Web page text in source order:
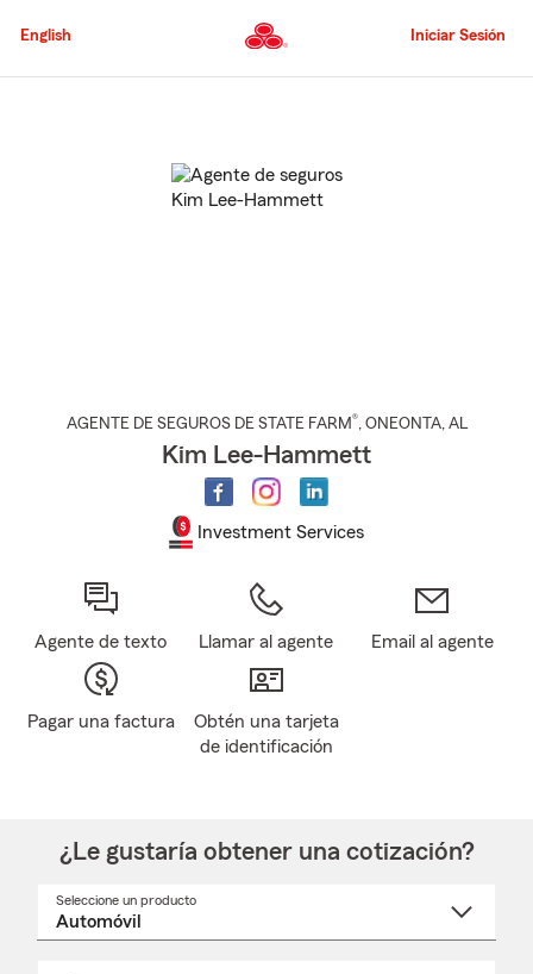
al
principal
English Iniciar Sesión
AGENTE DE SEGUROS DE STATE FARM®, ONEONTA, AL
Kim Lee-Hammett
Investment Services
Agente de texto Llamar al agente Email al agente
Pagar una factura
Obtén una tarjeta
de identificación
¿Le gustaría obtener una cotización?
Seleccione un producto